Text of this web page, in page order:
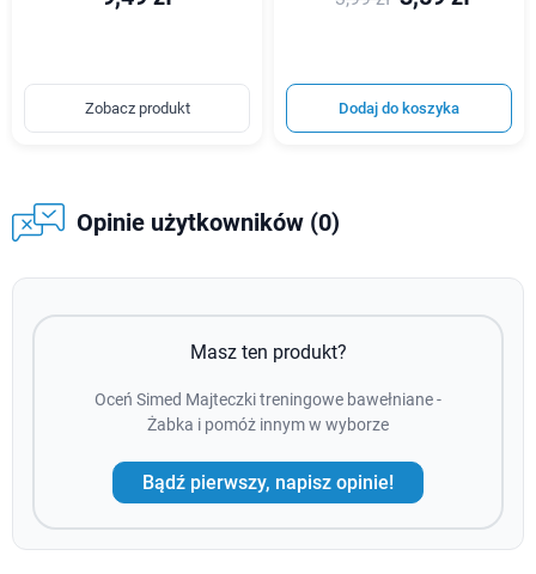
Zobacz produkt Dodaj do koszyka
Opinie użytkowników (0)
Masz ten produkt?
Oceń Simed Majteczki treningowe bawełniane -
Żabka i pomóż innym w wyborze
Bądź pierwszy, napisz opinie!